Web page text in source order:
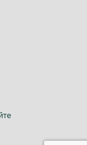
Откроется